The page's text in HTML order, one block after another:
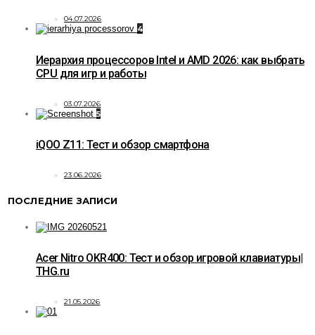
04.07.2026
4
Иерархия процессоров Intel и AMD 2026: как выбрать
CPU для игр и работы
03.07.2026
5
iQOO Z11: Тест и обзор смартфона
23.06.2026
ПОСЛЕДНИЕ ЗАПИСИ
Acer Nitro OKR400: Тест и обзор игровой клавиатуры|
THG.ru
21.05.2026